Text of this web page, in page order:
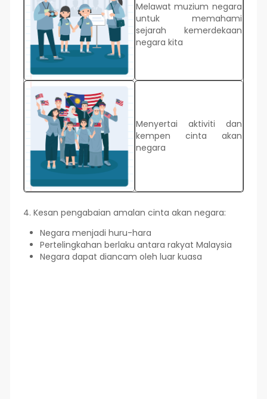
Melawat muzium negara
untuk memahami
sejarah kemerdekaan
negara kita
Menyertai aktiviti dan
kempen cinta akan
negara
4. Kesan pengabaian amalan cinta akan negara:
Negara menjadi huru-hara
Pertelingkahan berlaku antara rakyat Malaysia
Negara dapat diancam oleh luar kuasa